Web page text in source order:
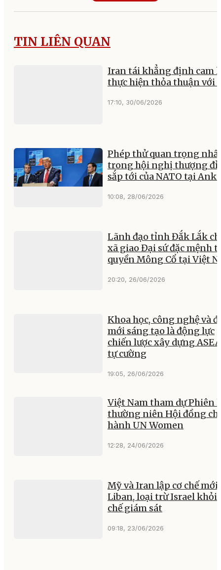
TIN LIÊN QUAN
Iran tái khẳng định cam
thực hiện thỏa thuận với
17:10, 30/06/2026
Phép thử quan trọng
trong hội nghị thượng
sắp tới của NATO tại
10:08, 28/06/2026
Lãnh đạo tỉnh Đắk Lắk
xã giao Đại sứ đặc mệnh
quyền Mông Cổ tại Việt
20:20, 26/06/2026
Khoa học, công nghệ và
mới sáng tạo là động lực
chiến lược xây dựng
tự cường
19:05, 26/06/2026
Việt Nam tham dự Phiên
thường niên Hội đồng
hành UN Women
12:28, 24/06/2026
Mỹ và Iran lập cơ chế mới
Liban, loại trừ Israel khỏi
chế giám sát
09:18, 23/06/2026